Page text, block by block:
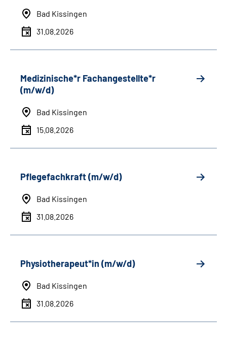
Bad Kissingen
31.08.2026
Medizinische*r Fachangestellte*r
(m/w/d)
Bad Kissingen
15.08.2026
Pflegefachkraft (m/w/d)
Bad Kissingen
31.08.2026
Physiotherapeut*in (m/w/d)
Bad Kissingen
31.08.2026